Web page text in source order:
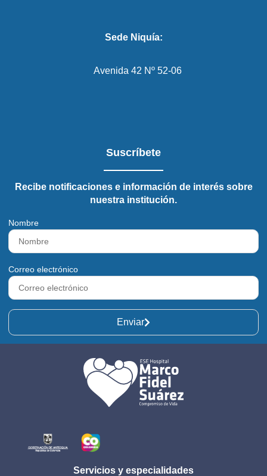
Sede Niquía:
Avenida 42 Nº 52-06
Suscríbete
Recibe notificaciones e información de interés sobre
nuestra institución.
Nombre
Correo electrónico
Enviar
Servicios y especialidades